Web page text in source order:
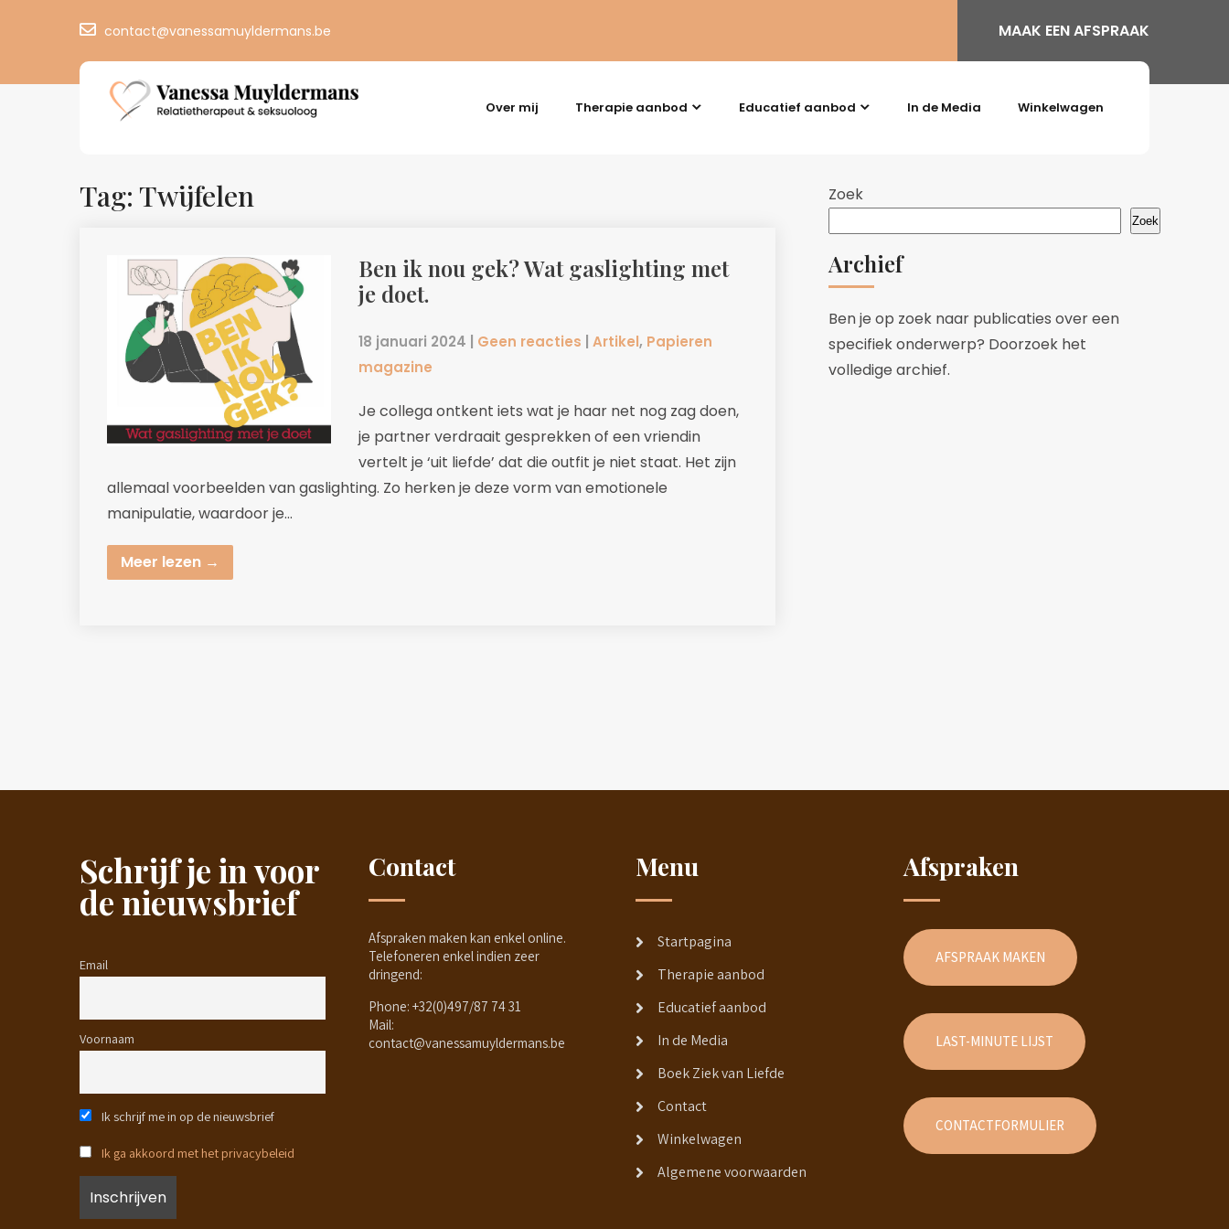
contact@vanessamuyldermans.be MAAK EEN AFSPRAAK
Over mij Therapie aanbod Educatief aanbod In de Media Winkelwagen
Tag: Twijfelen
Ben ik nou gek? Wat gaslighting met
je doet.
18 januari 2024 Geen reacties |Artikel, Papieren
magazine
Je collega ontkent iets wat je haar net nog zag doen,
je partner verdraait gesprekken of een vriendin
vertelt je ‘uit liefde’ dat die outfit je niet staat. Het zijn
allemaal voorbeelden van gaslighting. Zo herken je deze vorm van emotionele
manipulatie, waardoor je…
Meer lezen →
Zoek
Zoek
Archief
Ben je op zoek naar publicaties over een
specifiek onderwerp? Doorzoek het
volledige archief.
Schrijf je in voor
de nieuwsbrief
Email
Voornaam
Ik schrijf me in op de nieuwsbrief
Ik ga akkoord met het privacybeleid
Contact
Afspraken maken kan enkel online.
Telefoneren enkel indien zeer
dringend:
Phone: +32(0)497/87 74 31
Mail:
contact@vanessamuyldermans.be
Menu
Startpagina
Therapie aanbod
Educatief aanbod
In de Media
Boek Ziek van Liefde
Contact
Winkelwagen
Algemene voorwaarden
Afspraken
AFSPRAAK MAKEN
LAST-MINUTE LIJST
CONTACTFORMULIER